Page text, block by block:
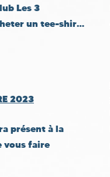
Les 3
un tee-shir…
2023
présent à la
vous faire